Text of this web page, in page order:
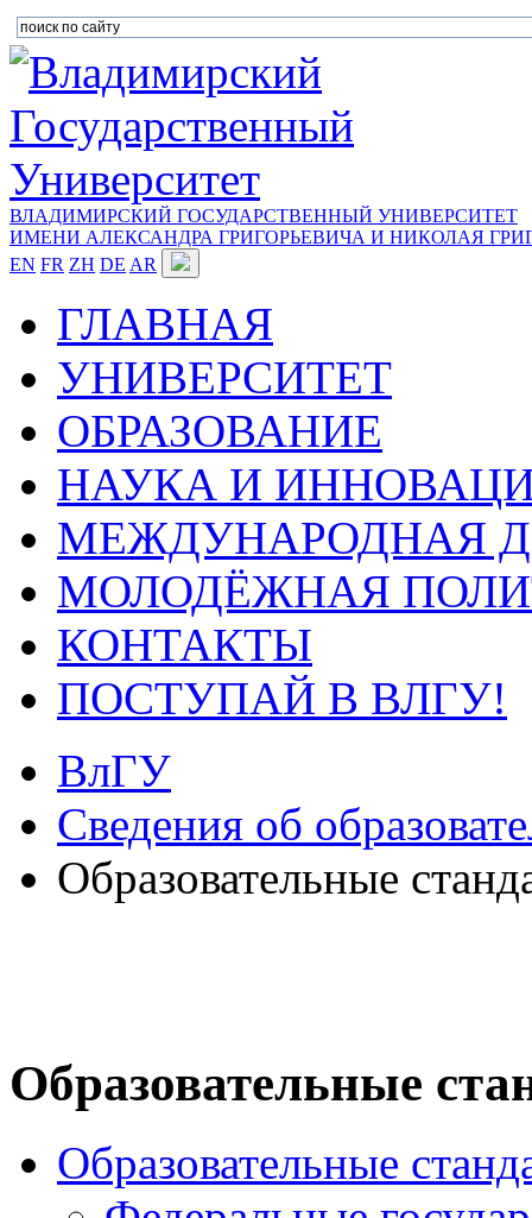
ВЛАДИМИРСКИЙ ГОСУДАРСТВЕННЫЙ УНИВЕРСИТЕТ
ИМЕНИ АЛЕКСАНДРА ГРИГОРЬЕВИЧА И НИКОЛАЯ
EN FR ZH DE AR
ГЛАВНАЯ
УНИВЕРСИТЕТ
ОБРАЗОВАНИЕ
НАУКА И
МЕЖДУНАРОДНАЯ
МОЛОДЁЖНАЯ
КОНТАКТЫ
ПОСТУПАЙ В ВЛГУ!
ВлГУ
Сведения об
Образовательные
Образовательные
Образовательные